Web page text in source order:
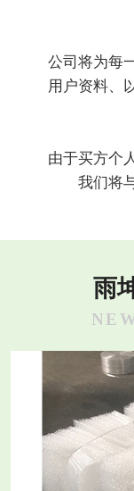
公司将为每
用户资料、
由于买方个
我们将
雨